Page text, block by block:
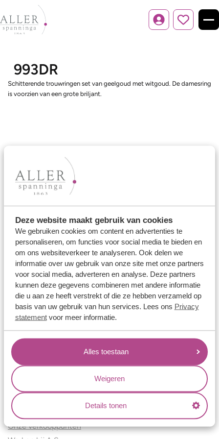
Deze website maakt gebruik van cookies
We gebruiken cookies om content en advertenties te
personaliseren, om functies voor social media te bieden en
om ons websiteverkeer te analyseren. Ook delen we
informatie over uw gebruik van onze site met onze partners
voor social media, adverteren en analyse. Deze partners
kunnen deze gegevens combineren met andere informatie
die u aan ze heeft verstrekt of die ze hebben verzameld op
basis van uw gebruik van hun services. Lees ons Privacy
statementvoor meer informatie.
Alles toestaan
Weigeren
Details tonen
Inloggen
993DR
Schitterende trouwringen set van geelgoud met witgoud. De damesring
is voorzien van een grote briljant.
Ons aanbod
Trouwringen
Memoireringen
Verlovingsringen
Vriendschapsringen
Over ons
Aller Spanninga
Historie
Certificaten
Blogs
Jouw voordelen
Conflictvrije Materialen
Oneindig veel mogelijkheden
Kwaliteit
Juweliers & Contact
Onze verkooppunten